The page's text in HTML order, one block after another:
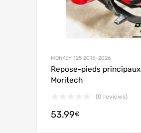
MONKEY 125 2018-2026
Repose-pieds principaux
Moritech
(0 reviews)
53.99€